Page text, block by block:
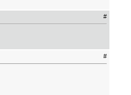
#
#